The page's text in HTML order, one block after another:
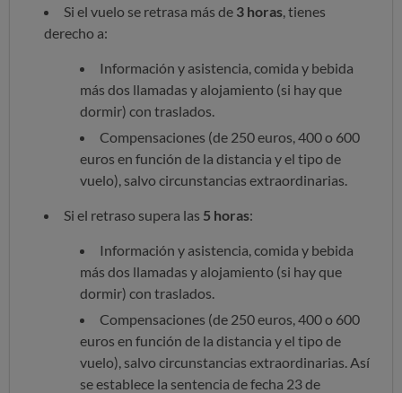
Si el vuelo se retrasa más de 3 horas , tienes
derecho a:
Información y asistencia, comida y bebida
más dos llamadas y alojamiento (si hay que
dormir) con traslados.
Compensaciones (de 250 euros, 400 o 600
euros en función de la distancia y el tipo de
vuelo), salvo circunstancias extraordinarias.
Si el retraso supera las 5 horas:
Información y asistencia, comida y bebida
más dos llamadas y alojamiento (si hay que
dormir) con traslados.
Compensaciones (de 250 euros, 400 o 600
euros en función de la distancia y el tipo de
vuelo), salvo circunstancias extraordinarias. Así
se establece la sentencia de fecha 23 de